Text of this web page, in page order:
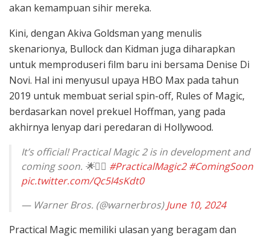
akan kemampuan sihir mereka.
Kini, dengan Akiva Goldsman yang menulis
skenarionya, Bullock dan Kidman juga diharapkan
untuk memproduseri film baru ini bersama Denise Di
Novi. Hal ini menyusul upaya HBO Max pada tahun
2019 untuk membuat serial spin-off, Rules of Magic,
berdasarkan novel prekuel Hoffman, yang pada
akhirnya lenyap dari peredaran di Hollywood.
It’s official! Practical Magic 2 is in development and
coming soon. 🌟🧙‍♀️ #PracticalMagic2 #ComingSoon
pic.twitter.com/Qc5I4sKdt0
— Warner Bros. (@warnerbros)June 10, 2024
Practical Magic memiliki ulasan yang beragam dan